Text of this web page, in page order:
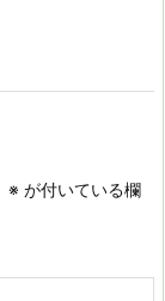
※ が付いている欄